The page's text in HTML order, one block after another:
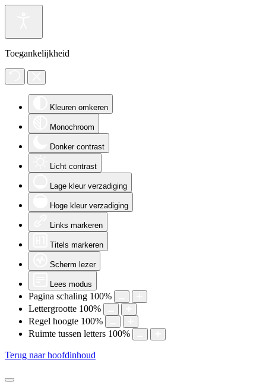
Toegankelijkheid
Kleuren omkeren
Monochroom
Donker contrast
Licht contrast
Lage kleur verzadiging
Hoge kleur verzadiging
Links markeren
Titels markeren
Scherm lezer
Lees modus
Pagina schaling 100%
Lettergrootte 100%
Regel hoogte 100%
Ruimte tussen letters 100%
Terug naar hoofdinhoud